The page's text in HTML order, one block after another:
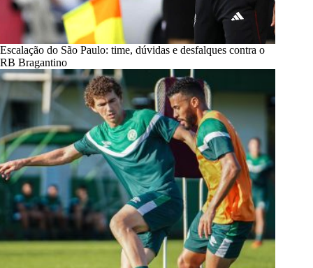
Escalação do São Paulo: time, dúvidas e desfalques contra o
RB Bragantino